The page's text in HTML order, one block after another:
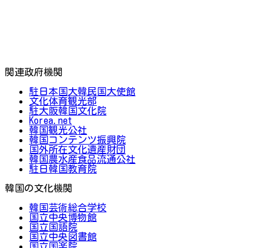
関連政府機関
駐日本国大韓民国大使館
文化体育観光部
駐大阪韓国文化院
Korea.net
韓国観光公社
韓国コンテンツ振興院
国外所在文化遺産財団
韓国農水産食品流通公社
駐日韓国教育院
韓国の文化機関
韓国芸術総合学校
国立中央博物館
国立国語院
国立中央図書館